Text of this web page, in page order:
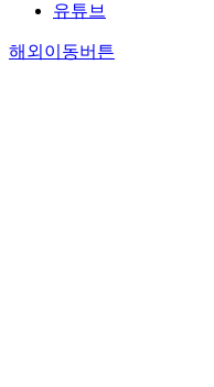
유튜브
해외이동버튼